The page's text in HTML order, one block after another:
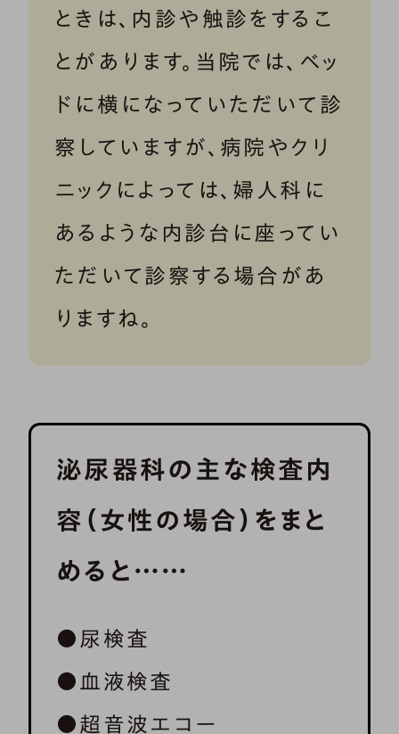
ときは、内診や触診をするこ
とがあります。当院では、ベッ
ドに横になっていただいて診
察していますが、病院やクリ
ニックによっては、婦人科に
あるような内診台に座ってい
ただいて診察する場合があ
りますね。
泌尿器科の主な検査内
容（女性の場合）をまと
めると……
●尿検査
●血液検査
●超音波エコー